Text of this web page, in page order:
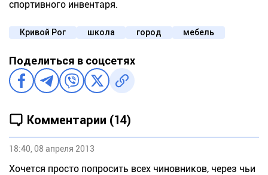
спортивного инвентаря.
Кривой Рог школа город мебель
Поделиться в соцсетях
Комментарии (14)
18:40, 08 апреля 2013
Хочется просто попросить всех чиновников, через чьи